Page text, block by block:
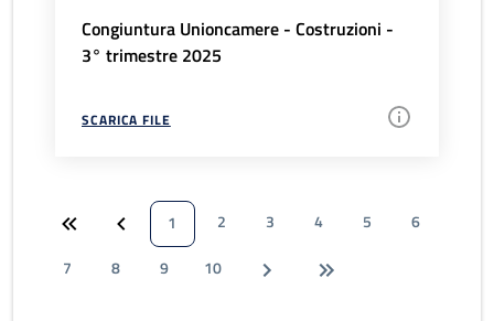
Congiuntura Unioncamere - Costruzioni -
3° trimestre 2025
SCARICA FILE
1 2 3 4 5
6
7
8 9 10